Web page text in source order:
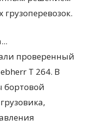
проверенный
T 264. В
бортовой